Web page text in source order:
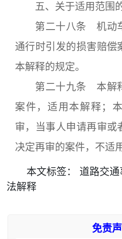
五、关于适用范围
第二十八条 机动车
通行时引发的损害赔偿
本解释的规定。
第二十九条 本解释
案件，适用本解释；
审，当事人申请再审或
决定再审的案件，不
本文标签： 道路交
法解释
免责